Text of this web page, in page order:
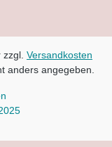
Versandkosten
anders angegeben.